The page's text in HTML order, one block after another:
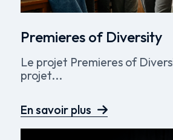
Premieres of Diversity
Le projet Premieres of
projet...
En savoir plus